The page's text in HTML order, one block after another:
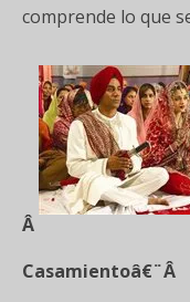
comprende lo que
Â
Casamientoâ€¨Â